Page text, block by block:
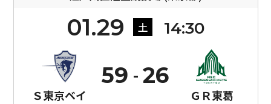
01.29 土 14:30
Ｓ東京ベイ
59
ＧＲ東葛
26